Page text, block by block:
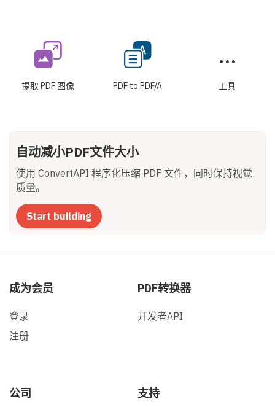
提取 PDF 图像 PDF to PDF/A 工具
自动减小PDF文件大小
使用 ConvertAPI 程序化压缩 PDF 文件，同时保持视觉
质量。
Start building
成为会员
登录
注册
PDF转换器
开发者API
公司 支持